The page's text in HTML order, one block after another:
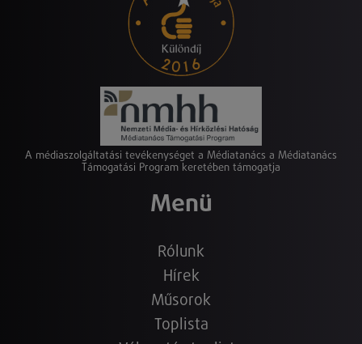
A médiaszolgáltatási tevékenységet a Médiatanács a Médiatanács
Támogatási Program keretében támogatja
Menü
Rólunk
Hírek
Műsorok
Toplista